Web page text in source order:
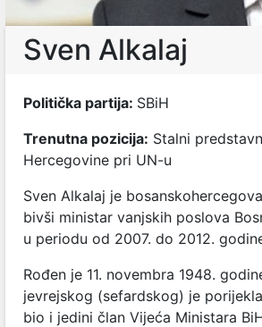
Sven Alkalaj
Politička partija: SBiH
Trenutna pozicija: Stalni
Hercegovine pri UN-u
Sven Alkalaj je
bivši ministar vanjskih poslova
u periodu od 2007. do 2012.
Rođen je 11. novembra 1948.
jevrejskog (sefardskog) je
bio i jedini član Vijeća Ministara